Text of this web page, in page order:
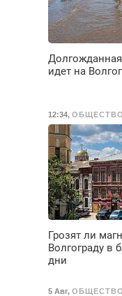
идет на
12:34,ОБЩЕСТВО
Грозят ли
Волгограду в
дни
5 Авг,ОБЩЕСТВО